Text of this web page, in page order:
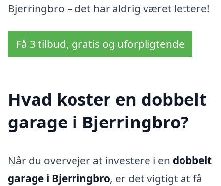
Bjerringbro – det har aldrig været lettere!
Få 3 tilbud, gratis og uforpligtende
Hvad koster en dobbelt
garage i Bjerringbro?
Når du overvejer at investere i en dobbelt
garage i Bjerringbro, er det vigtigt at få